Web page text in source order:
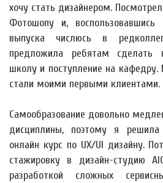
хочу стать дизайнером.
Фотошопу и,
выпуска числюсь в
предложила ребятам сделать
школу и поступление на кафедру.
стали моими первыми клиентами.
Самообразование довольно
дисциплины, поэтому я решила
онлайн курс по UX/UI дизайну.
стажировку в дизайн-студию
разработкой сложных